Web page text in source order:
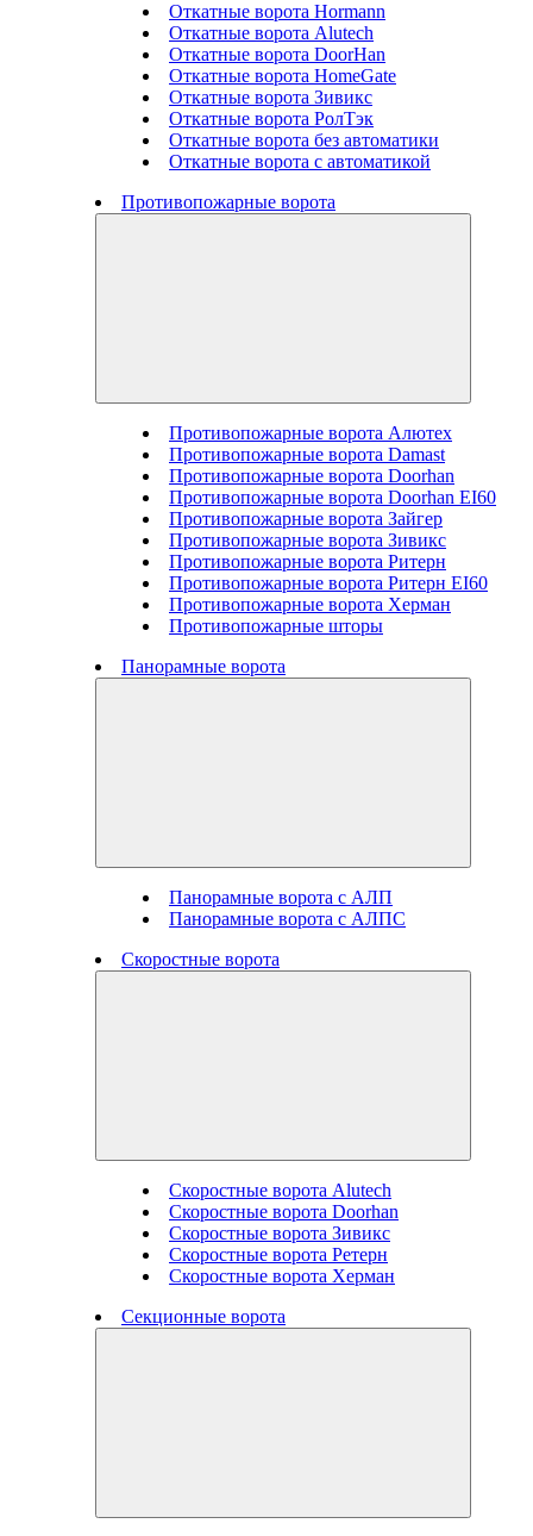
Откатные ворота Hormann
Откатные ворота Alutech
Откатные ворота DoorHan
Откатные ворота HomeGate
Откатные ворота Зивикс
Откатные ворота РолТэк
Откатные ворота без автоматики
Откатные ворота с автоматикой
Противопожарные ворота
Противопожарные ворота Алютех
Противопожарные ворота Damast
Противопожарные ворота Doorhan
Противопожарные ворота Doorhan EI60
Противопожарные ворота Зайгер
Противопожарные ворота Зивикс
Противопожарные ворота Ритерн
Противопожарные ворота Ритерн EI60
Противопожарные ворота Херман
Противопожарные шторы
Панорамные ворота
Панорамные ворота с АЛП
Панорамные ворота с АЛПС
Скоростные ворота
Скоростные ворота Alutech
Скоростные ворота Doorhan
Скоростные ворота Зивикс
Скоростные ворота Ретерн
Скоростные ворота Херман
Секционные ворота